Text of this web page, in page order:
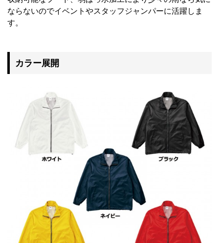
ならないのでイベントやスタッフジャンパーに活躍しま
す。
カラー展開